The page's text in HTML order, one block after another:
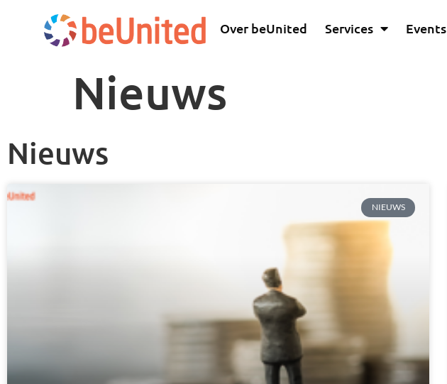
Over beUnited Services Events
Nieuws
Nieuws
NIEUWS